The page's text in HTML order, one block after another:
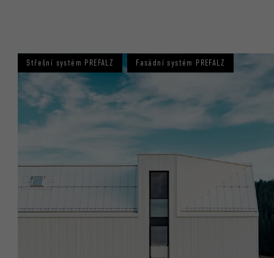
Střešní systém PREFALZ Fasádní systém PREFALZ